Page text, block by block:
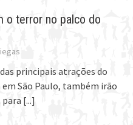
o terror no palco do
principais atrações do
São Paulo, também irão
[...]